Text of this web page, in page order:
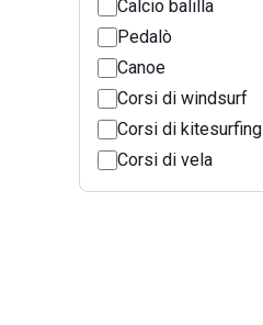
Calcio balilla
Pedalò
Canoe
Corsi di windsurf
Corsi di kitesurfing
Corsi di vela